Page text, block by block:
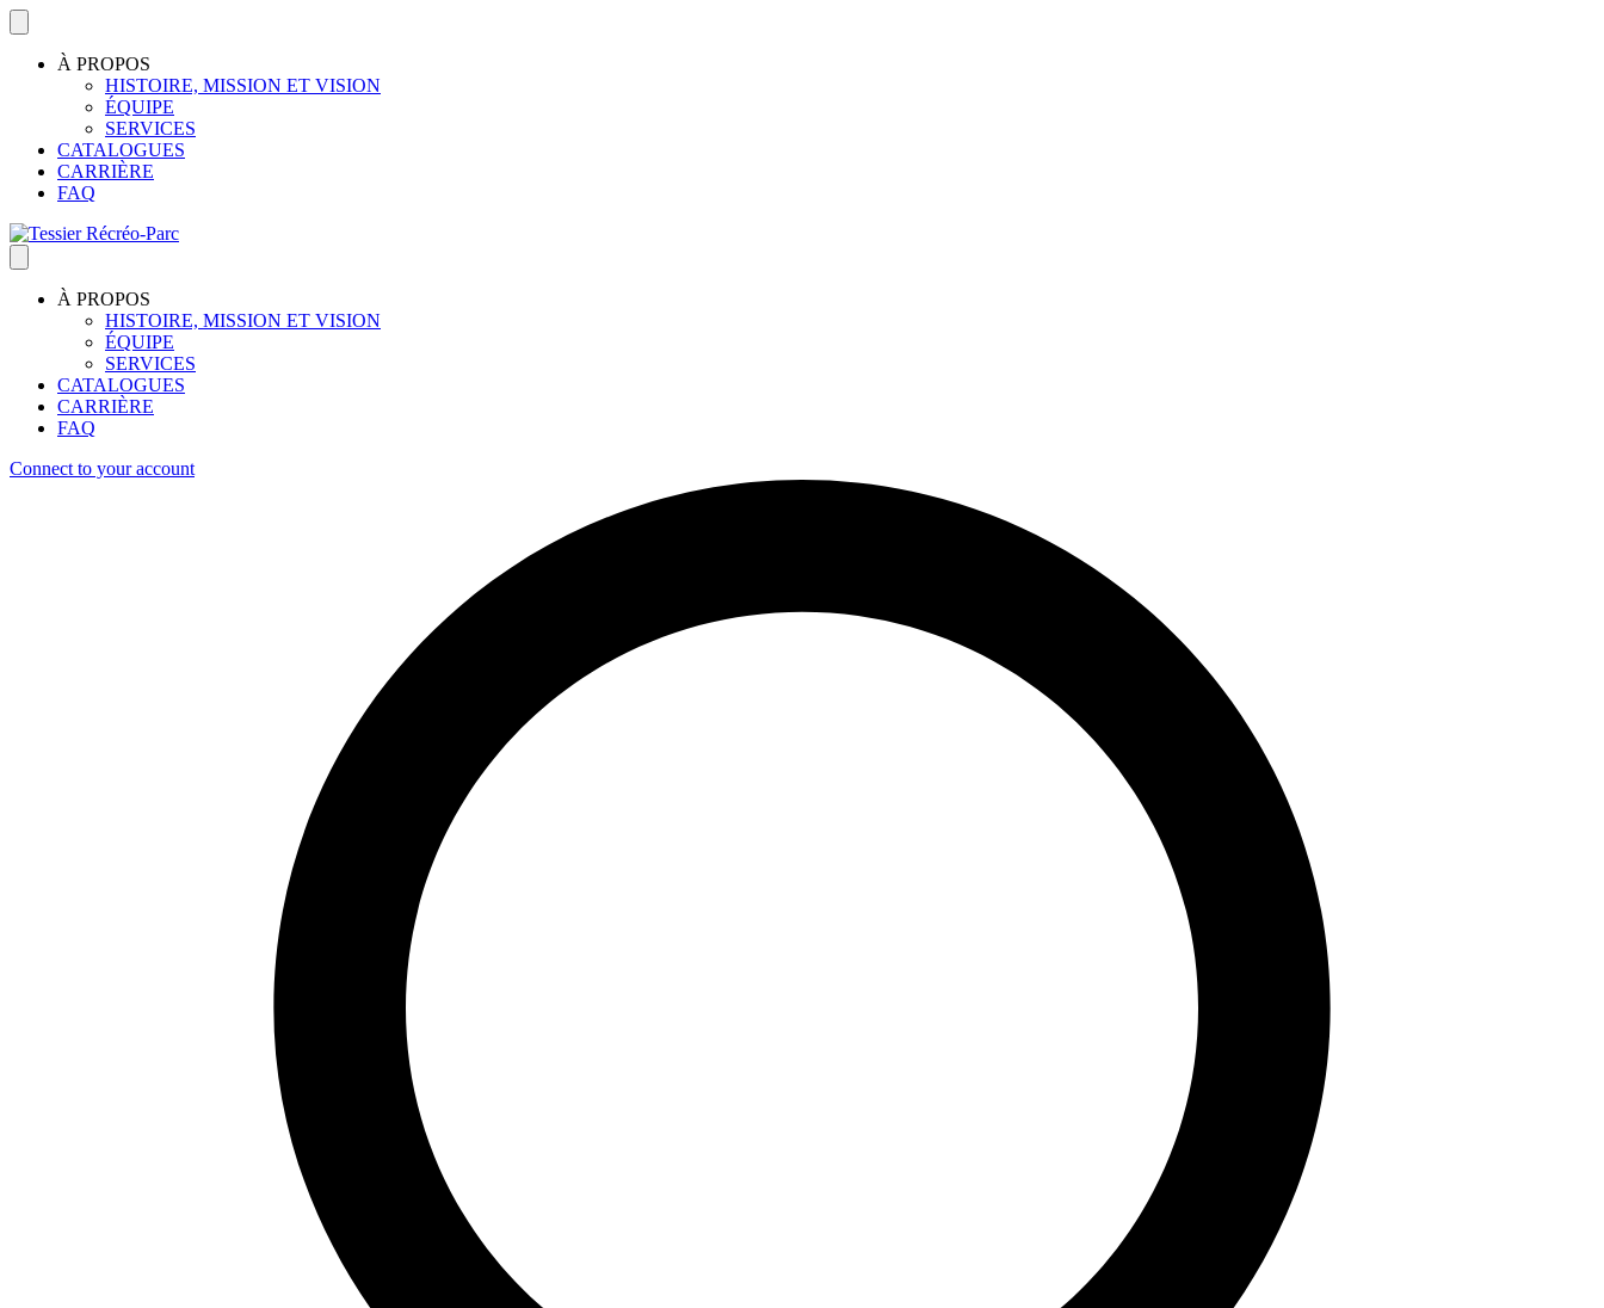
À PROPOS
HISTOIRE, MISSION ET VISION
ÉQUIPE
SERVICES
CATALOGUES
CARRIÈRE
FAQ
À PROPOS
HISTOIRE, MISSION ET VISION
ÉQUIPE
SERVICES
CATALOGUES
CARRIÈRE
FAQ
Connect to your account